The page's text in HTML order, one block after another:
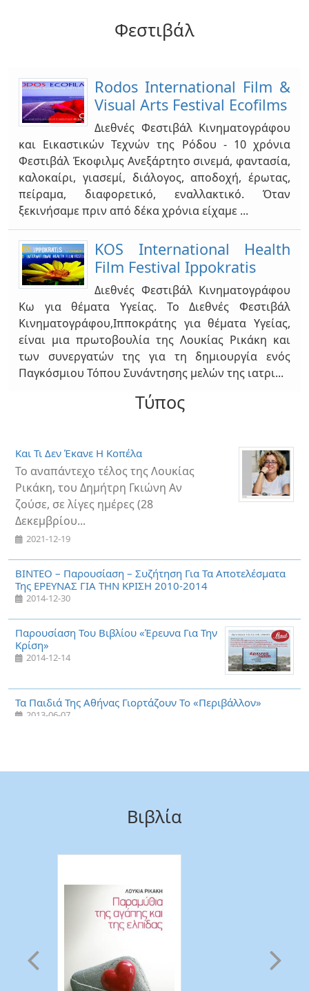
2017-10-20
Στις 20 Οκτωβρίου 2017 εγκαινιάστηκε
η έκθεση του καλλιτέχνη Γιώργου Λάππα, "Maqams of
Blood and Maq...
Kαλοκαιρινές Προβολές Της
Κινηματογραφικής Λέσχης Σαμοθράκης
2017
Το πρόγραμμα των καλοκαιρινών προβολών στην
Κινηματογραφική Λέσχη Σαμοθράκης «Λουκία
Ρικάκη» ξεκίνησ...
ΤΡΕΙΣ ΣΤΑΓΟΝΕΣ ΜΝΗΜΗ - Μια Μουσική Αφήγηση
Βασισμένη Σε Παραμύθια-Παραβολες Της Λουκιας Ρικακη
2017-07-14
"Το Αιγαίο Μέσα Από Τα Λόγια Των
Ποιητών": Προβολή Στην Φωτοδό
(Λευκωσία)
Το πολιτιστικό σωματείο Φωτοδός διοργανώνει
Φεστιβάλ
Rodοs International Film &
Visual Arts Festival Ecofilms
Διεθνές Φεστιβάλ Κινηματογράφου
και Εικαστικών Τεχνών της Pόδου - 10 χρόνια
Φεστιβάλ Έκοφιλμς Ανεξάρτητο σινεμά, φαντασία,
καλοκαίρι, γιασεμί, διάλογος, αποδοχή, έρωτας,
πείραμα, διαφορετικό, εναλλακτικό. Όταν
ξεκινήσαμε πριν από δέκα χρόνια είχαμε ...
KOS International Health
Film Festival Ippokratis
Διεθνές Φεστιβάλ Κινηματογράφου
Κω για θέματα Υγείας. Το Διεθνές Φεστιβάλ
Κινηματογράφου,Ιπποκράτης για θέματα Υγείας,
είναι μια πρωτοβουλία της Λουκίας Ρικάκη και
των συνεργατών της για τη δημιουργία ενός
Παγκόσμιου Τόπου Συνάντησης μελών της ιατρι...
Τύπος
Και Τι Δεν Έκανε Η Κοπέλα
Το αναπάντεχο τέλος της Λουκίας
Ρικάκη, του Δημήτρη Γκιώνη Αν
ζούσε, σε λίγες ημέρες (28
Δεκεμβρίου...
2021-12-19
ΒΙΝΤΕΟ – Παρουσίαση – Συζήτηση Για Τα Αποτελέσματα
Της ΕΡΕΥΝΑΣ ΓΙΑ ΤΗΝ ΚΡΙΣΗ 2010-2014
2014-12-30
Παρουσίαση Του Βιβλίου «Έρευνα Για Την
Κρίση»
2014-12-14
Τα Παιδιά Της Αθήνας Γιορτάζουν Το «Περιβάλλον»
2013-06-07
«H Ελληνική Σκηνή Της Stand Up
Μιλήσαμε με τους πρωταγωνιστές
της Στο δρόμο που άνοιξε η Λουκία
Ρικάκη, το ελληνικό stand up comed...
2012-12-10
Βιβλία